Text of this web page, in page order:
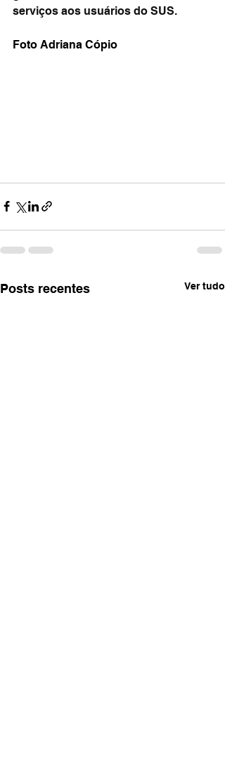
serviços aos usuários do SUS.
Foto Adriana Cópio
Posts recentes Ver tudo